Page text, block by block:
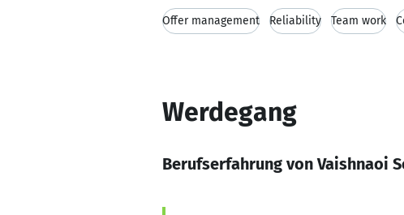
Offer management Reliability Team work
Werdegang
Berufserfahrung von Vaishnaoi